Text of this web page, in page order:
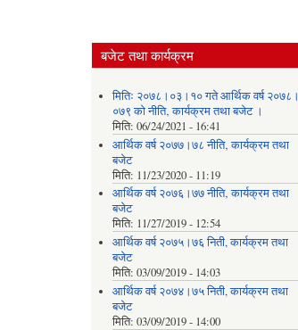
बजेट तथा कार्यक्रम
मितिः २०७८।०३।१० गते आर्थिक वर्ष २०७८।
०७९ को नीति‚ कार्यक्रम तथा बजेट ।
मिति: 06/24/2021 - 16:41
आर्थिक वर्ष २०७७।७८ नीति‚ कार्यक्रम तथा
बजेट
मिति: 11/23/2020 - 11:19
आर्थिक वर्ष २०७६।७७ नीति‚ कार्यक्रम तथा
बजेट
मिति: 11/27/2019 - 12:54
आर्थिक वर्ष २०७५।७६ निती, कार्यक्रम तथा
बजेट
मिति: 03/09/2019 - 14:03
आर्थिक वर्ष २०७४।७५ निती, कार्यक्रम तथा
बजेट
मिति: 03/09/2019 - 14:00